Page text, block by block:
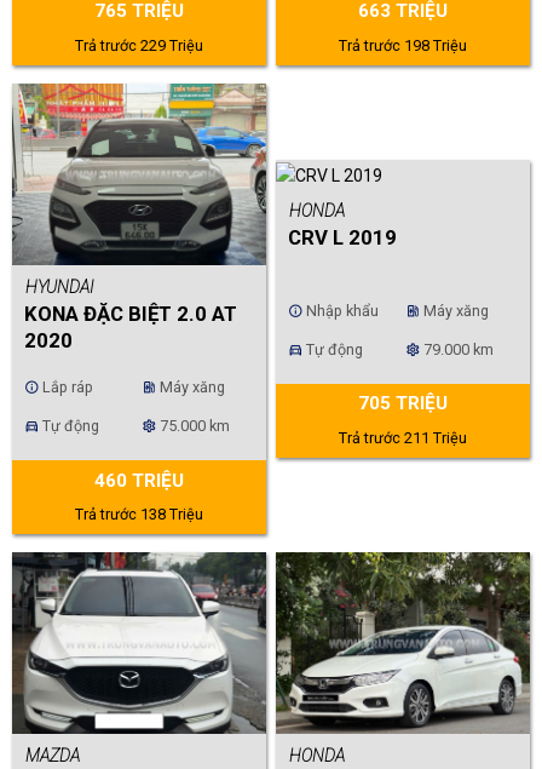
765 TRIỆU
Trả trước 229 Triệu
663 TRIỆU
Trả trước 198 Triệu
HYUNDAI
KONA ĐẶC BIỆT 2.0 AT
2020
info Lắp ráp ev_station Máy xăng
directions_car Tự động settings 75.000 km
460 TRIỆU
Trả trước 138 Triệu
HONDA
CRV L 2019
info Nhập khẩu ev_station Máy xăng
directions_car Tự động settings 79.000 km
705 TRIỆU
Trả trước 211 Triệu
MAZDA HONDA